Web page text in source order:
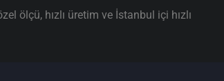
ölçü, hızlı üretim ve İstanbul içi hızlı